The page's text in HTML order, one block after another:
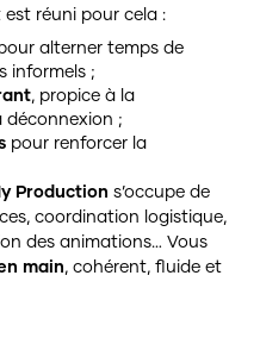
réuni pour cela :
alterner temps de
informels ;
, propice à la
;
pour renforcer la
Production s’occupe de
coordination logistique,
des animations… Vous
main, cohérent, fluide et